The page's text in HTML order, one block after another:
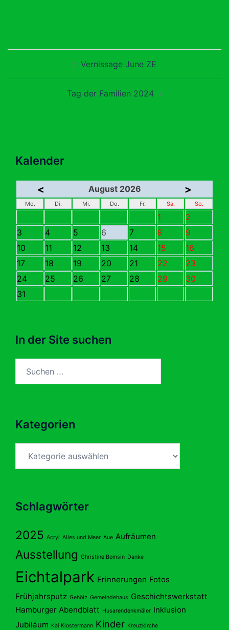
Vernissage June ZE
Tag der Familien 2024
Kalender
< August 2026 >
Mo. Di. Mi. Do. Fr. Sa. So.
1
2
3
4 5 6 7 8
9
10
11 12 13 14 15
16
17
18 19 20 21 22
23
24
25 26 27 28 29
30
31
In der Site suchen
nach:
Kategorien
Schlagwörter
2025 Acryl Alles und Meer Aue Aufräumen
Ausstellung Christine Bomsin Danke
Eichtalpark Erinnerungen Fotos
Frühjahrsputz Gehölz Gemeindehaus Geschichtswerkstatt
Hamburger Abendblatt Husarendenkmäler Inklusion
Jubiläum Kai Klostermann Kinder Kreuzkirche